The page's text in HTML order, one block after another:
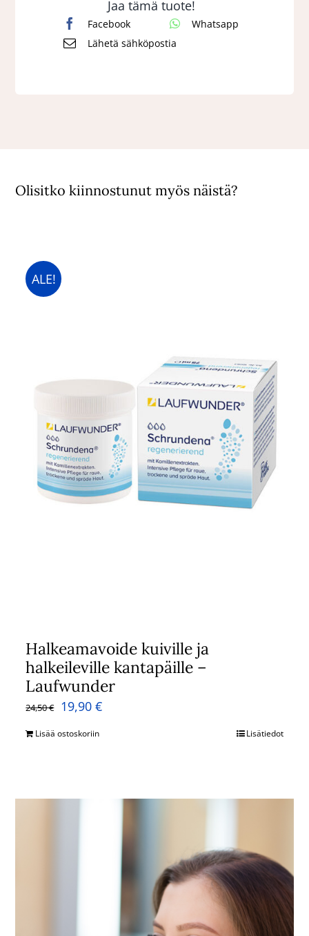
Jaa tämä tuote!
Facebook
Whatsapp
Lähetä sähköpostia
Olisitko kiinnostunut myös näistä?
ALE!
Halkeamavoide kuiville ja
halkeileville kantapäille –
Laufwunder
24,50€
Alkuperäinen
hinta
19,90€Nykyinen
Lisää ostoskoriin Lisätiedot